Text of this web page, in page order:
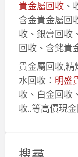
貴金屬回收、
含金貴金屬回
收、銀膏回收
回收、含銠貴
貴金屬回收,
水回收： 明盛
收、白金回收
收..等高價現金